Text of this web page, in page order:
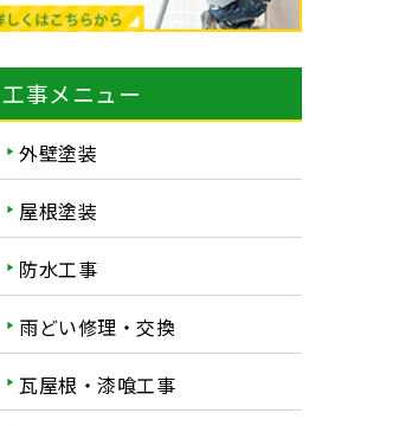
工事メニュー
外壁塗装
屋根塗装
防水工事
雨どい修理・交換
瓦屋根・漆喰工事